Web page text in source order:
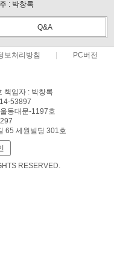
: 박창록
Q&A
보처리방침 PC버전
책임자 : 박창록
53897
동대문-1197호
65 세원빌딩 301호
RESERVED.